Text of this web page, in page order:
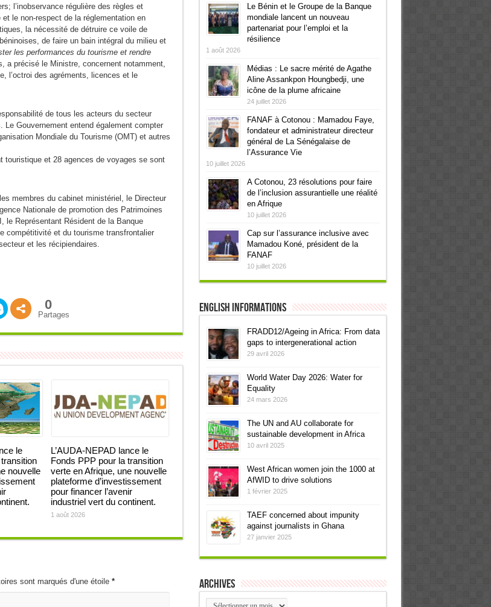
l’inobservance régulière des règles et
le non-respect de la réglementation en
la nécessité de détruire ce voile de
de faire un bain intégral du milieu et
les performances du tourisme et rendre
a précisé le Ministre, concernent notamment,
l’octroi des agréments, licences et le
de tous les acteurs du secteur
Gouvernement entend également compter
Mondiale du Tourisme (OMT) et autres
touristique et 28 agences de voyages se sont
membres du cabinet ministériel, le Directeur
Nationale de promotion des Patrimoines
le Représentant Résident de la Banque
compétitivité et du tourisme transfrontalier
et les récipiendaires.
0
Partages
le
nouvelle
L’AUDA-NEPAD lance le
Fonds PPP pour la transition
verte en Afrique, une nouvelle
plateforme d’investissement
pour financer l’avenir
industriel vert du continent.
1 août 2026
sont marqués d'une étoile *
Le Bénin et le Groupe de la Banque
mondiale lancent un nouveau
partenariat pour l’emploi et la
résilience
1 août 2026
Médias : Le sacre mérité de Agathe
Aline Assankpon Houngbedji, une
icône de la plume africaine
24 juillet 2026
FANAF à Cotonou : Mamadou Faye,
fondateur et administrateur directeur
général de La Sénégalaise de
l’Assurance Vie
10 juillet 2026
A Cotonou, 23 résolutions pour faire
de l’inclusion assurantielle une réalité
en Afrique
10 juillet 2026
Cap sur l’assurance inclusive avec
Mamadou Koné, président de la
FANAF
10 juillet 2026
English informations
FRADD12/Ageing in Africa: From data
gaps to intergenerational action
29 avril 2026
World Water Day 2026: Water for
Equality
24 mars 2026
The UN and AU collaborate for
sustainable development in Africa
10 avril 2025
West African women join the 1000 at
AfWID to drive solutions
1 février 2025
TAEF concerned about impunity
against journalists in Ghana
27 janvier 2025
Archives
Archives